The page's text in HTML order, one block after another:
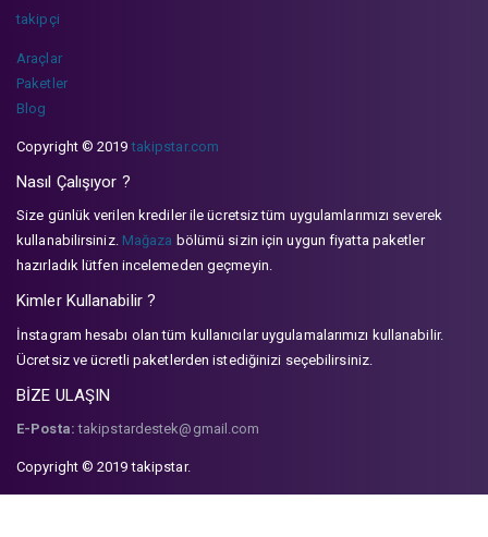
takipçi
Araçlar
Paketler
Blog
Copyright © 2019takipstar.com
Nasıl Çalışıyor ?
Size günlük verilen krediler ile ücretsiz tüm uygulamlarımızı severek
kullanabilirsiniz. Mağaza bölümü sizin için uygun fiyatta paketler
hazırladık lütfen incelemeden geçmeyin.
Kimler Kullanabilir ?
İnstagram hesabı olan tüm kullanıcılar uygulamalarımızı kullanabilir.
Ücretsiz ve ücretli paketlerden istediğinizi seçebilirsiniz.
BİZE ULAŞIN
E-Posta: takipstardestek@gmail.com
Copyright © 2019 takipstar.